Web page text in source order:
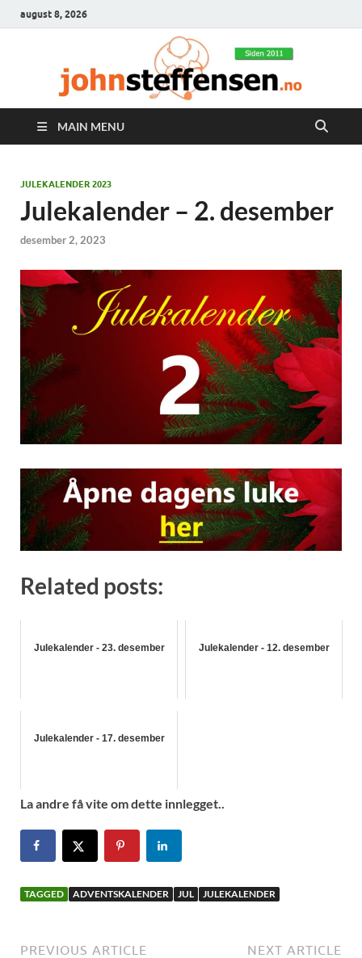
august 8, 2026
MAIN MENU
JULEKALENDER 2023
Julekalender – 2. desember
desember 2, 2023
Related posts:
Julekalender - 23. desember Julekalender - 12. desember
Julekalender - 17. desember
La andre få vite om dette innlegget..
TAGGED ADVENTSKALENDER JUL JULEKALENDER
PREVIOUS ARTICLE NEXT ARTICLE